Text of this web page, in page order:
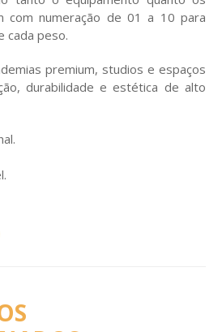
com numeração de 01 a 10 para
cada peso.
premium, studios e espaços
durabilidade e estética de alto